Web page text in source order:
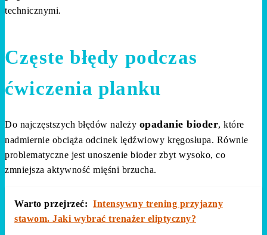
technicznymi.
Częste błędy podczas
ćwiczenia planku
Do najczęstszych błędów należy opadanie bioder, które
nadmiernie obciąża odcinek lędźwiowy kręgosłupa. Równie
problematyczne jest unoszenie bioder zbyt wysoko, co
zmniejsza aktywność mięśni brzucha.
Warto przejrzeć: Intensywny trening przyjazny
stawom. Jaki wybrać trenażer eliptyczny?